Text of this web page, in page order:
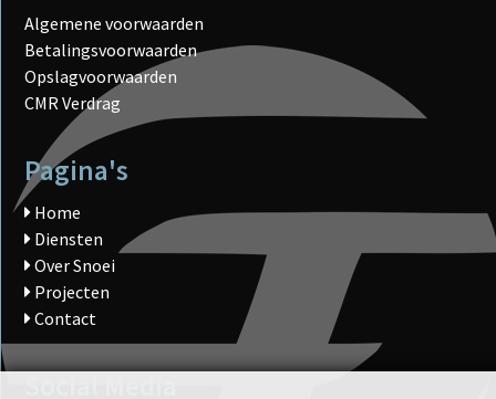
Algemene voorwaarden
Betalingsvoorwaarden
Opslagvoorwaarden
CMR Verdrag
Pagina's
Home
Diensten
Over Snoei
Projecten
Contact